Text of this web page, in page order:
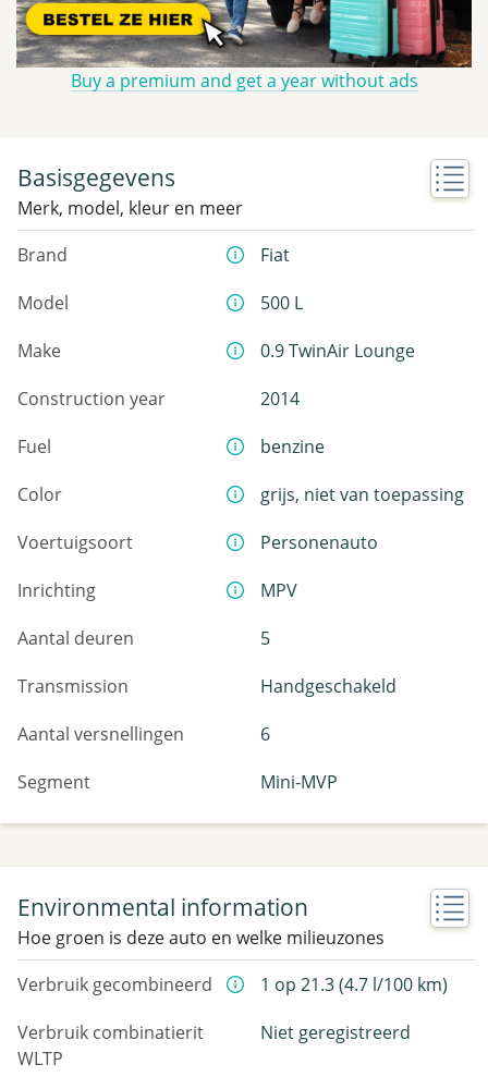
Buy a premium and get a year without ads
Basisgegevens
Merk, model, kleur en meer
Brand
Fiat
Model
500 L
Make
0.9 TwinAir Lounge
Construction year
2014
Fuel
benzine
Color
grijs, niet van toepassing
Voertuigsoort
Personenauto
Inrichting
MPV
Aantal deuren
5
Transmission
Handgeschakeld
Aantal versnellingen
6
Segment
Mini-MVP
Environmental information
Hoe groen is deze auto en welke milieuzones
Verbruik gecombineerd
1 op 21.3 (4.7 l/100 km)
Verbruik combinatierit
WLTP
Niet geregistreerd